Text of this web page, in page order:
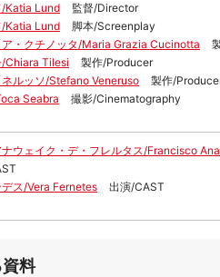
/Katia Lund
監督/Director
/Katia Lund
脚本/Screenplay
ア・クチノッタ/Maria Grazia Cucinotta
/Chiara Tilesi
製作/Producer
ルッソ/Stefano Veneruso
製作/
Seabra
撮影/Cinematography
ナウェイク・デ・フレルタス/Francisco
ス/Vera Fernetes
出演/CAST
料